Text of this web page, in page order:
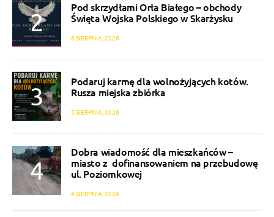
Pod skrzydłami Orła Białego – obchody
Święta Wojska Polskiego w Skarżysku
6 SIERPNIA, 2026
Podaruj karmę dla wolnożyjących kotów.
Rusza miejska zbiórka
5 SIERPNIA, 2026
Dobra wiadomość dla mieszkańców –
miasto z dofinansowaniem na przebudowę
ul. Poziomkowej
4 SIERPNIA, 2026